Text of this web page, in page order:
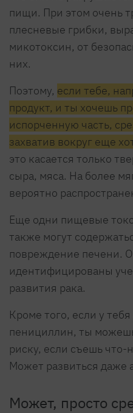
пищи. При этом очень
плесневые грибки,
микотоксин, от
них.
Поэтому, если тебе,
продукт, и ты хочешь
испорченную часть,
захватив вокруг еще
это касается только
сыра, мяса. На более
вероятно
Еще одни пищевые
также могут
повреждение печени.
идентифицированы
развития рака.
Кроме того, если у тебя
пенициллин, ты
риску, если съешь что-
Может развиться даже
Может, просто